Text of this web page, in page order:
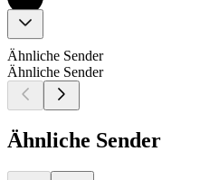
Ähnliche Sender
Ähnliche Sender
Ähnliche Sender